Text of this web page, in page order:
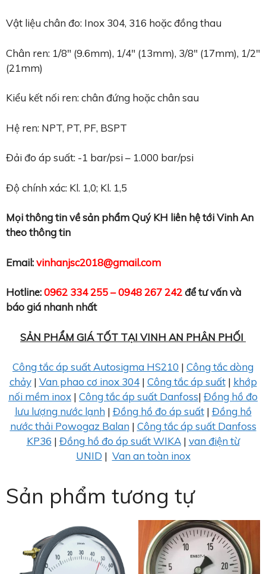
Vật liệu chân đo: Inox 304, 316 hoặc đồng thau
Chân ren: 1/8″ (9.6mm), 1/4″ (13mm), 3/8″ (17mm), 1/2″
(21mm)
Kiểu kết nối ren: chân đứng hoặc chân sau
Hệ ren: NPT, PT, PF, BSPT
Đải đo áp suất: -1 bar/psi – 1.000 bar/psi
Độ chính xác: Kl. 1,0; Kl. 1,5
Mọi thông tin về sản phẩm Quý KH liên hệ tới Vinh An
theo thông tin
Email:vinhanjsc2018@gmail.com
Hotline:0962 334 255 – 0948 267 242để tư vấn và
báo giá nhanh nhất
SẢN PHẨM GIÁ TỐT TẠI VINH AN PHÂN PHỐI
Công tắc áp suất Autosigma HS210 | Công tắc dòng
chảy| Van phao cơ inox 304| Công tắc áp suất| khớp
nối mềm inox | Công tắc áp suất Danfoss| Đồng hồ đo
lưu lượng nước lạnh | Đồng hồ đo áp suất| Đồng hồ
nước thải Powogaz Balan | Công tắc áp suất Danfoss
KP36 | Đồng hồ đo áp suất WIKA| van điện từ
UNID | Van an toàn inox
Sản phẩm tương tự